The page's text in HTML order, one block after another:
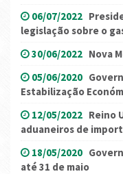
06/07/2022
legislação sobre o
30/06/2022 Nova
05/06/2020
Estabilização
12/05/2022 Reino
aduaneiros de
18/05/2020
até 31 de maio